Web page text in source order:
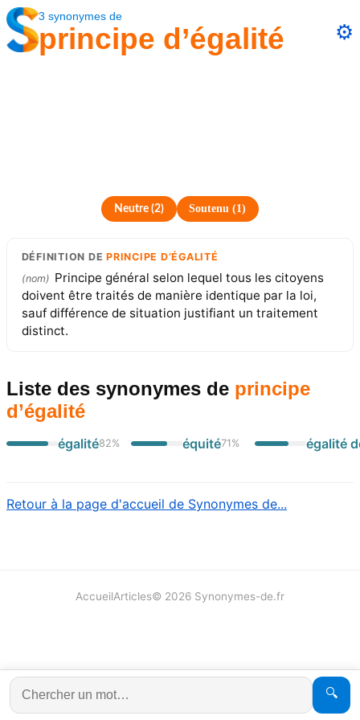
3 synonymes de
principe d’égalité ⚙️
Neutre(2) Soutenu (1)
DÉFINITION DEPRINCIPE D’ÉGALITÉ
(nom) Principe général selon lequel tous les citoyens
doivent être traités de manière identique par la loi,
sauf différence de situation justifiant un traitement
distinct.
Liste des synonymes de principe
d’égalité
égalité82% équité71 % égalité
Retour à la page d'accueil de Synonymes de...
🔍
AccueilArticles© 2026 Synonymes-de.fr